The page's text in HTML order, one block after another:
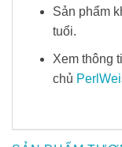
Sản phẩm
tuổi.
Xem thông
chủ